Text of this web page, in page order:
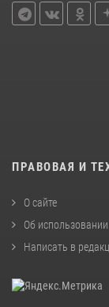
ПРАВОВАЯ И
О сайте
Об
Написать в